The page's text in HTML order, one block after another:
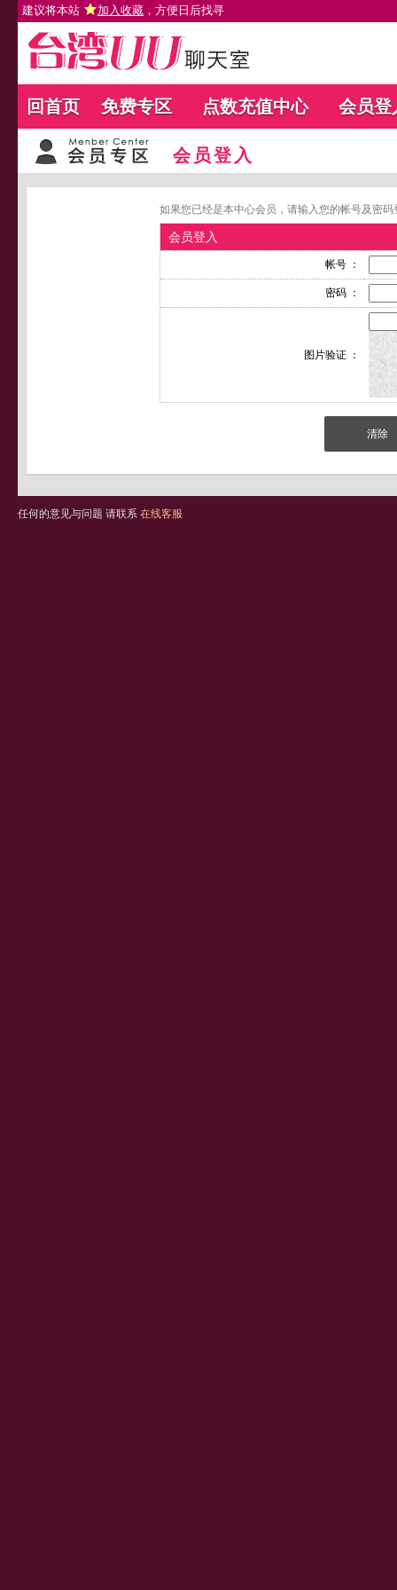
建议将本站 加入收藏 ，方便日后找寻
回首页 免费专区 点数充值中心 会员登
会员登入
如果您已经是本中心会员，请输入您的帐号及密
会员登入
帐号 ：
密码 ：
图片验证 ：
任何的意见与问题 请联系 在线客服